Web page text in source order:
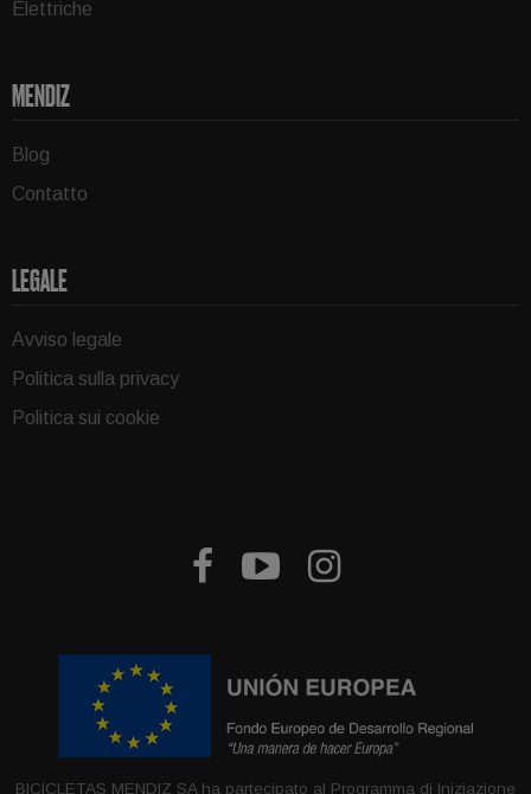
Elettriche
MENDIZ
Blog
Contatto
LEGALE
Avviso legale
Politica sulla privacy
Politica sui cookie
  
BICICLETAS MENDIZ SA ha partecipato al Programma di Iniziazione